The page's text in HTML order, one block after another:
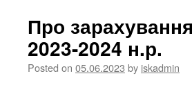
Про
2023-2024 н.р.
Posted on 05.06.2023 by iskadmin